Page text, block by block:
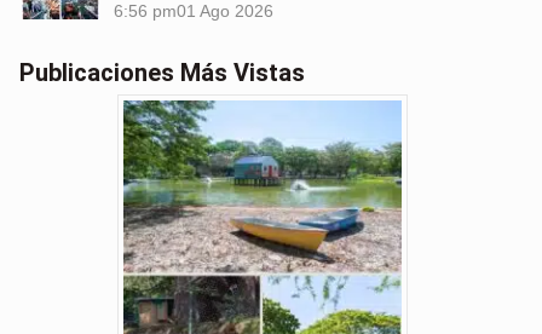
6:56 pm01 Ago 2026
Publicaciones Más Vistas